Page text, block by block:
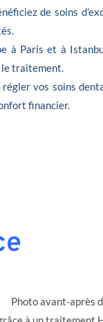
de soins
à Paris et à
le traitement.
régler vos soins
financier.